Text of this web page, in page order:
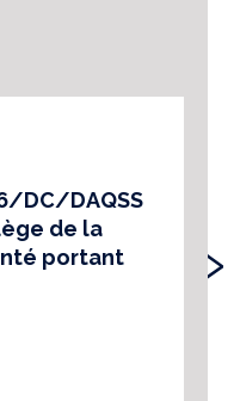
DC/DAQSS
de la
portant
›